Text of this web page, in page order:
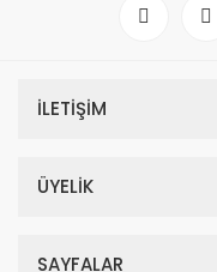
İLETİŞİM
ÜYELİK
SAYFALAR